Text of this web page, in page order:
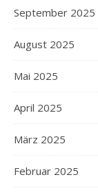
September 2025
August 2025
Mai 2025
April 2025
März 2025
Februar 2025